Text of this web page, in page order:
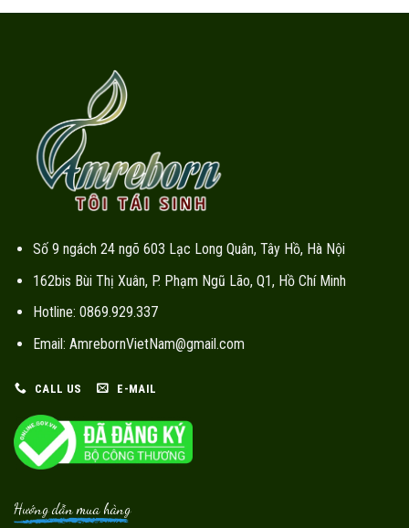
Số 9 ngách 24 ngõ 603 Lạc Long Quân, Tây Hồ, Hà Nội
162bis Bùi Thị Xuân, P. Phạm Ngũ Lão, Q1, Hồ Chí Minh
Hotline: 0869.929.337
Email: AmrebornVietNam@gmail.com
CALL US E-MAIL
Hướng dẫn mua hàng